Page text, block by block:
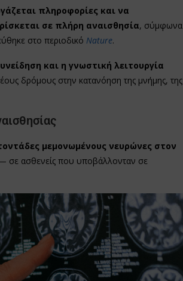
πληροφορίες και να
σε πλήρη αναισθησία, σύμφωνα
στο περιοδικό Nature.
και η γνωστική λειτουργία
δρόμους στην κατανόηση της μνήμης, της
μεμονωμένους νευρώνες στον
σε ασθενείς που υποβάλλονταν σε